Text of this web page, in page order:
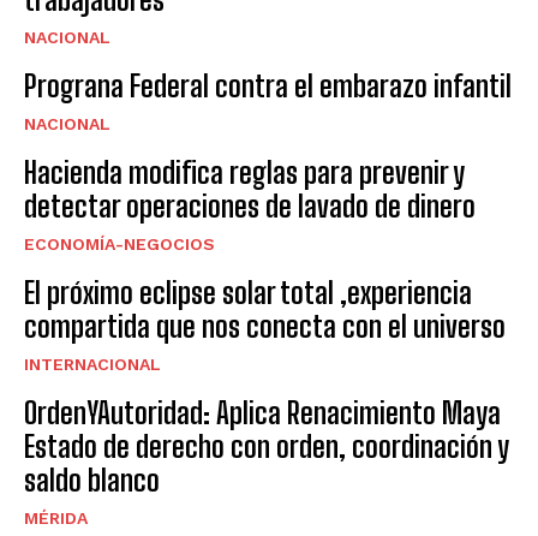
NACIONAL
Prograna Federal contra el embarazo infantil
NACIONAL
Hacienda modifica reglas para prevenir y
detectar operaciones de lavado de dinero
ECONOMÍA-NEGOCIOS
El próximo eclipse solar total ,experiencia
compartida que nos conecta con el universo
INTERNACIONAL
OrdenYAutoridad: Aplica Renacimiento Maya
Estado de derecho con orden, coordinación y
saldo blanco
MÉRIDA